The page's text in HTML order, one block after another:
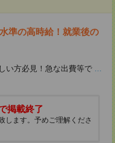
準の高時給！就業後の
い方必見！急な出費等で ...
掲載終了
します。予めご理解くださ